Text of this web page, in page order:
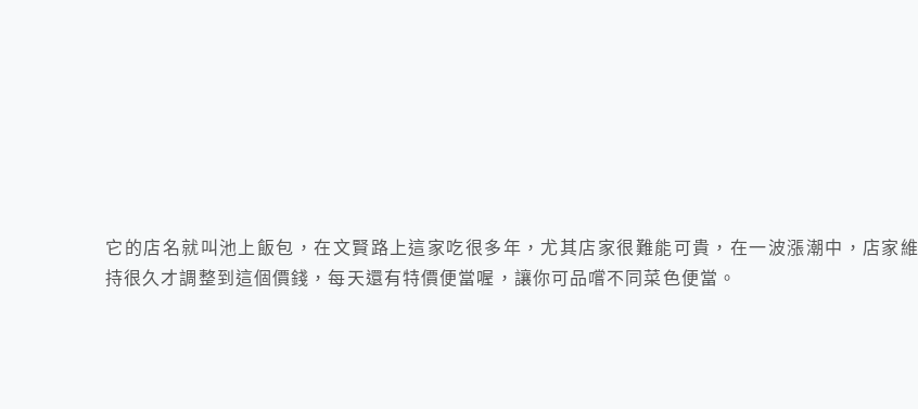
它的店名就叫池上飯包，在文賢路上這家吃很多年，尤其店家很難能可貴，在一波漲潮中，店家維
持很久才調整到這個價錢，每天還有特價便當喔，讓你可品嚐不同菜色便當。